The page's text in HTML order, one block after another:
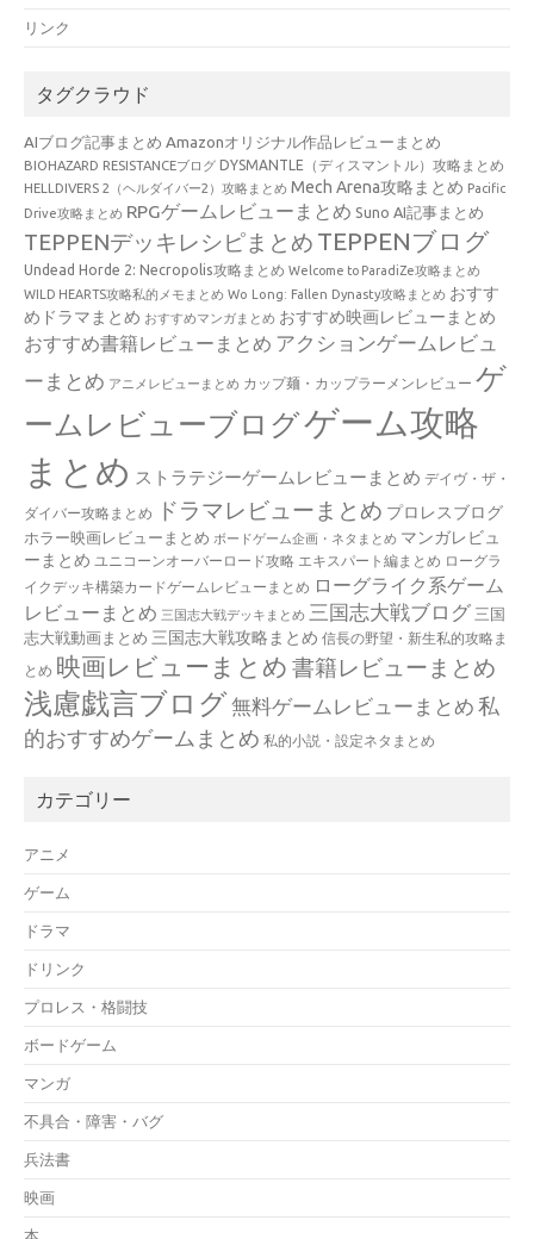
リンク
タグクラウド
AIブログ記事まとめ Amazonオリジナル作品レビューまとめ
BIOHAZARD RESISTANCEブログ DYSMANTLE（ディスマントル）攻略まとめ
HELLDIVERS 2（ヘルダイバー2）攻略まとめ Mech Arena攻略まとめ Pacific
Drive攻略まとめ RPGゲームレビューまとめ Suno AI記事まとめ
TEPPENデッキレシピまとめ TEPPENブログ
Undead Horde 2: Necropolis攻略まとめ Welcome to ParadiZe攻略まとめ
WILD HEARTS攻略私的メモまとめ Wo Long: Fallen Dynasty攻略まとめ おすす
めドラマまとめ おすすめマンガまとめ おすすめ映画レビューまとめ
おすすめ書籍レビューまとめ アクションゲームレビュ
ーまとめ アニメレビューまとめ カップ麺・カップラーメンレビュー ゲ
ームレビューブログゲーム攻略
まとめ ストラテジーゲームレビューまとめ デイヴ・ザ・
ダイバー攻略まとめ ドラマレビューまとめ プロレスブログ
ホラー映画レビューまとめ ボードゲーム企画・ネタまとめ マンガレビュ
ーまとめ ユニコーンオーバーロード攻略 エキスパート編まとめ ローグラ
イクデッキ構築カードゲームレビューまとめ ローグライク系ゲーム
レビューまとめ 三国志大戦デッキまとめ 三国志大戦ブログ 三国
志大戦動画まとめ 三国志大戦攻略まとめ 信長の野望・新生私的攻略ま
とめ 映画レビューまとめ 書籍レビューまとめ
浅慮戯言ブログ無料ゲームレビューまとめ 私
的おすすめゲームまとめ 私的小説・設定ネタまとめ
カテゴリー
アニメ
ゲーム
ドラマ
ドリンク
プロレス・格闘技
ボードゲーム
マンガ
不具合・障害・バグ
兵法書
映画
本